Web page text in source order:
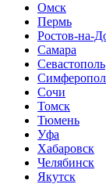
Омск
Пермь
Ростов-на-
Самара
Севастополь
Сочи
Томск
Тюмень
Уфа
Хабаровск
Челябинск
Якутск